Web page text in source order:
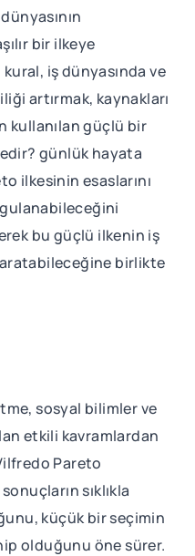
bir ilkeye
iş dünyasında ve
artırmak, kaynakları
kullanılan güçlü bir
günlük hayata
ilkesinin esaslarını
bu güçlü ilkenin iş
birlikte
sosyal bilimler ve
etkili kavramlardan
Pareto
sıklıkla
küçük bir seçimin
olduğunu öne sürer.